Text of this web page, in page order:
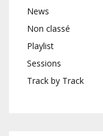
News
Non classé
Playlist
Sessions
Track by Track